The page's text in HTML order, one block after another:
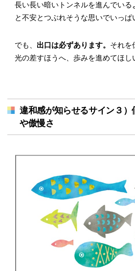
長い長い暗いトンネルを進んでいる
と不安とつぶれそうな思いでいっぱ
でも、 出口は必ずあります。 それを
光の差すほうへ、歩みを進めてほし
違和感が知らせるサイン３）
や傲慢さ